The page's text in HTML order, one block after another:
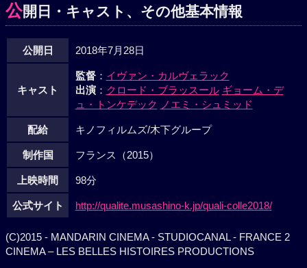
公開日・キャスト、その他基本情報
公開日 2018年7月28日
キャスト
監督： イヴァン・カルヴェラック
出演： クロード・ブラッスール ギョーム・デ
ュ・トンケデック ノエミ・シュミッド
配給 キノフィルムズ/木下グループ
制作国 フランス（2015）
上映時間 98分
公式サイト http://qualite.musashino-k.jp/quali-colle2018/
(C)2015 - MANDARIN CINEMA - STUDIOCANAL - FRANCE 2
CINEMA – LES BELLES HISTOIRES PRODUCTIONS